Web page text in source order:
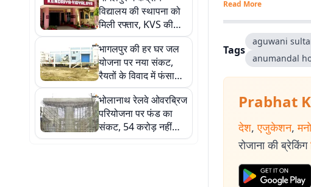
विद्यालय की स्थापना को
मिली रफ्तार, KVS की
रिपोर्ट के बाद प्रशासनिक
प्रक्रिया तेज
भागलपुर की हर घर जल
योजना पर नया संकट,
रैयतों के विवाद में फंसा
7.56 करोड़ का मुआवजा
और निर्माण कार्य
भोलानाथ रेलवे ओवरब्रिज
परियोजना पर फंड का
संकट, 54 करोड़ नहीं
मिलने से भूमि हस्तांतरण
Read More
Tags
aguwani
anumandal
Prabhat
देश, एजुकेशन,
रोजाना की ब्रेकिंग